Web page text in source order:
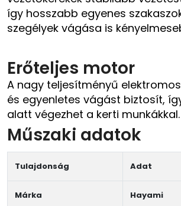
így hosszabb egyenes
szegélyek vágása is
Erőteljes motor
A nagy teljesítményű
és egyenletes vágást biztosít,
alatt végezhet a kerti munkákkal.
Műszaki adatok
Tulajdonság Adat
Márka Hayami